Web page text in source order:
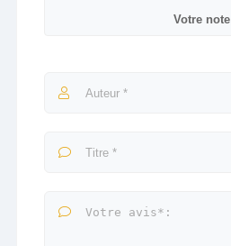
Votre note